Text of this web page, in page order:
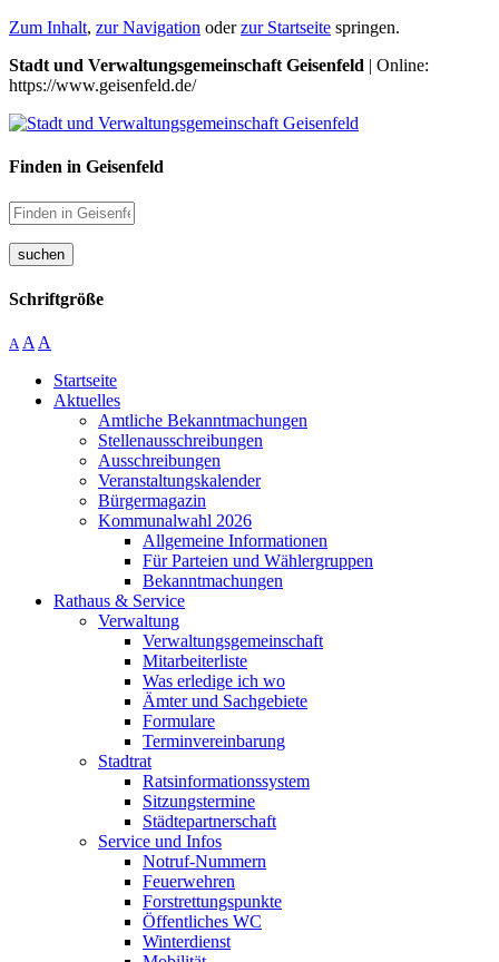
Zum Inhalt, zur Navigation oderzur Startseite springen.
Stadt und Verwaltungsgemeinschaft Geisenfeld | Online:
https://www.geisenfeld.de/
Finden in Geisenfeld
suchen
Schriftgröße
A A A
Startseite
Aktuelles
Amtliche Bekanntmachungen
Stellenausschreibungen
Ausschreibungen
Veranstaltungskalender
Bürgermagazin
Kommunalwahl 2026
Allgemeine Informationen
Für Parteien und Wählergruppen
Bekanntmachungen
Rathaus & Service
Verwaltung
Verwaltungsgemeinschaft
Mitarbeiterliste
Was erledige ich wo
Ämter und Sachgebiete
Formulare
Terminvereinbarung
Stadtrat
Ratsinformationssystem
Sitzungstermine
Städtepartnerschaft
Service und Infos
Notruf-Nummern
Feuerwehren
Forstrettungspunkte
Öffentliches WC
Winterdienst